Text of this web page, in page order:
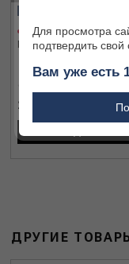
Benelli M2 SP 12/76, 61
297 320 ₽
ДРУГИЕ
Для просмотра
подтвердить
Вам уже есть